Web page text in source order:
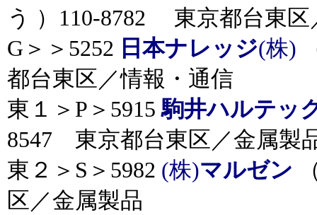
う ）110-8782 東京都台東区
G＞＞5252 日本ナレッジ(株)
都台東区／情報・通信
東１＞P＞5915駒井ハルテッ
8547 東京都台東区／金属製
東２＞S＞5982 (株)マルゼン
区／金属製品